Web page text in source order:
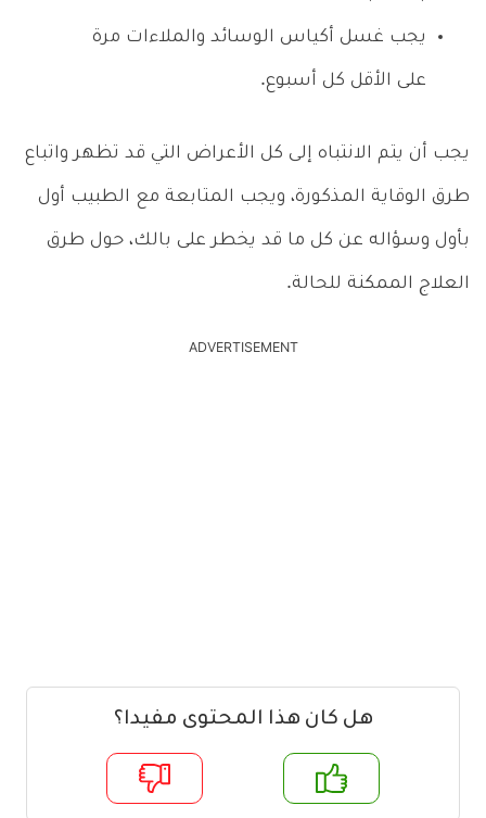
يجب غسل أكياس الوسائد والملاءات مرة
على الأقل كل أسبوع.
يجب أن يتم الانتباه إلى كل الأعراض التي قد تظهر واتباع
طرق الوقاية المذكورة، ويجب المتابعة مع الطبيب أول
بأول وسؤاله عن كل ما قد يخطر على بالك، حول طرق
العلاج الممكنة للحالة.
ADVERTISEMENT
هل كان هذا المحتوى مفيدا؟
لا